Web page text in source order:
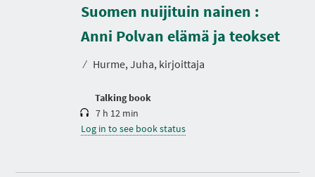
Suomen nuijituin nainen :
Anni Polvan elämä ja teokset
⁄ Hurme, Juha, kirjoittaja
Talking book
D
u
r
a
i
7 h 12 min
Log in to see book status